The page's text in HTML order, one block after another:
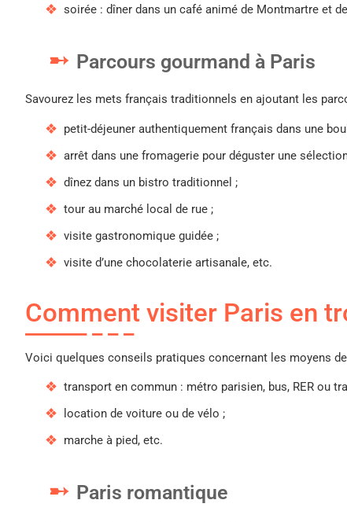
soirée : dîner dans un café animé de Montmartre et
Parcours gourmand à Paris
Savourez les mets français traditionnels en ajoutant les
petit-déjeuner authentiquement français dans une
arrêt dans une fromagerie pour déguster une
dînez dans un bistro traditionnel ;
tour au marché local de rue ;
visite gastronomique guidée ;
visite d’une chocolaterie artisanale, etc.
Comment visiter Paris en
Voici quelques conseils pratiques concernant les moyens
transport en commun : métro parisien, bus, RER ou
location de voiture ou de vélo ;
marche à pied, etc.
Paris romantique